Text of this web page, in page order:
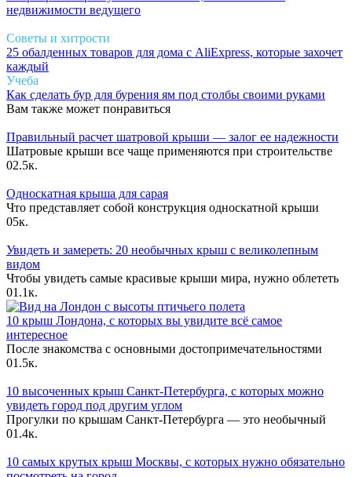
недвижимости ведущего
Советы и хитрости
25 обалденных товаров для дома с AliExpress, которые захочет
каждый
Учеба
Как сделать бур для бурения ям под столбы своими руками
Вам также может понравиться
Правильный расчет шатровой крыши — залог ее надежности
Шатровые крыши все чаще применяются при строительстве
02.5к.
Односкатная крыша для сарая
Что представляет собой конструкция односкатной крыши
05к.
Увидеть и замереть: 20 необычных крыш с великолепным
видом
Чтобы увидеть самые красивые крыши мира, нужно облететь
01.1к.
10 крыш Лондона, с которых вы увидите всё самое
интересное
После знакомства с основными достопримечательностями
01.5к.
10 высоченных крыш Санкт-Петербурга, с которых можно
увидеть город под другим углом
Прогулки по крышам Санкт-Петербурга — это необычный
01.4к.
10 самых крутых крыш Москвы, с которых нужно обязательно